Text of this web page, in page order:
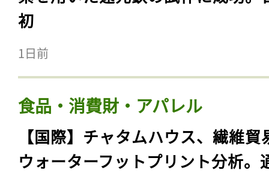
初
1日前
食品・消費財・アパレル
【国際】チャタムハウス、繊維貿
ウォーターフットプリント分析。